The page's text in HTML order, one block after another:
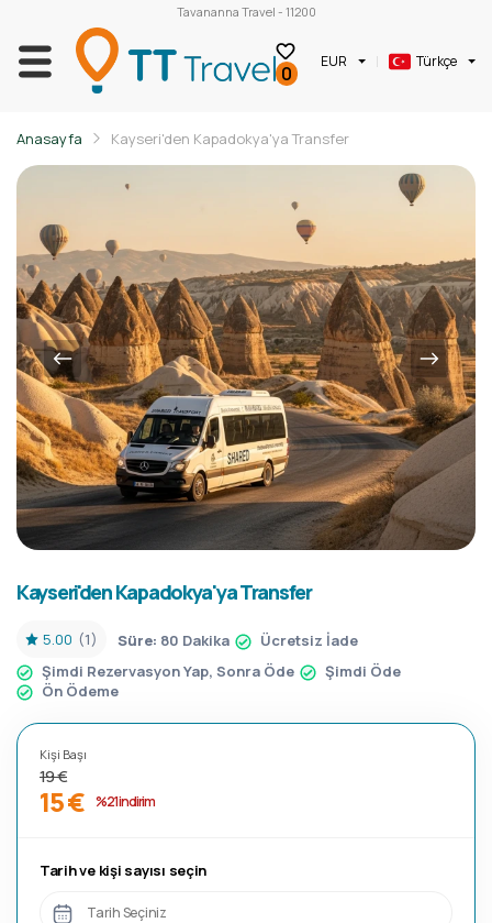
Tavananna Travel - 11200
0 EUR Türkçe
Anasayfa Kayseri'den Kapadokya'ya Transfer
Kayseri'den Kapadokya'ya Transfer
5.00 (1) Süre: 80 Dakika
Ücretsiz İade
Şimdi Rezervasyon Yap, Sonra Öde
Şimdi Öde
Ön Ödeme
Kişi Başı
19 €
15 € %21 indirim
Tarih ve kişi sayısı seçin
Tarih Seçiniz